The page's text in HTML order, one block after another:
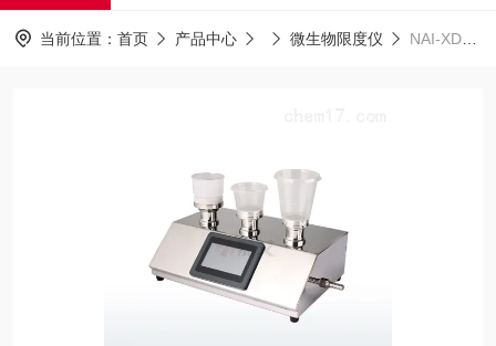
当前位置： 首页 产品中心 微生物限度仪 NAI-XDY-3A上海微生物限度仪